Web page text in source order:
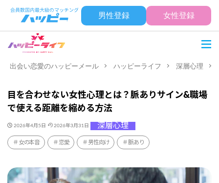
男性登録 女性登録
出会い恋愛のハッピーメール ハッピーライフ 深層心理
目を合わせない女性心理とは？脈ありサイン&職場
で使える距離を縮める方法
2026年4月5日 2026年3月31日 深層心理
女の本音 恋愛 男性向け 脈あり